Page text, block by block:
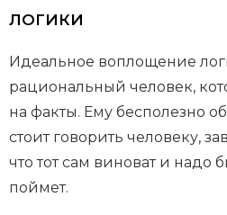
ЛОГИКИ
Идеальное воплощение
рациональный человек,
на факты. Ему бесполезно
стоит говорить человеку,
что тот сам виноват и надо
поймет.